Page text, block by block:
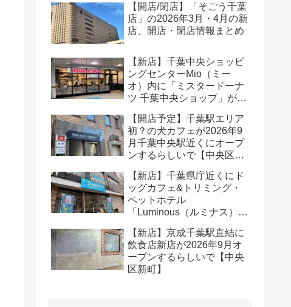
【開店/閉店】「そごう千葉
店」の2026年3月・4月の新
店、開店・閉店情報まとめ
【新店】千葉中央ショッピ
ングセンターMio（ミー
オ）内に「ミスタードーナ
ツ 千葉中央ショップ」が
しいで【中央区本千葉町】
【開店予定】千葉駅エリア
初？の犬カフェが2026年9
月千葉中央駅近くにオープ
ンするらしいで【中央区中
【新店】千葉県庁近くにド
ッグカフェ&トリミング・
ペットホテル
「Luminous（ルミナス）」
らしいで【中央区市場町】
【新店】京成千葉駅直結に
飲食店新店が2026年9月オ
ープンするらしいで【中央
区新町】